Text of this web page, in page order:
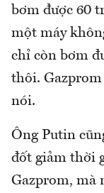
bơm được 60
một máy
chỉ còn bơm
thôi. Gazprom
nói.
Ông Putin
đốt giảm thời
Gazprom, mà